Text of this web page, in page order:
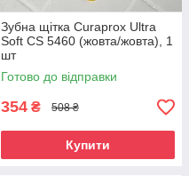
Зубна щітка Curaprox Ultra
Soft CS 5460 (жовта/жовта), 1
шт
Готово до відправки
354 ₴ 508 ₴
Купити